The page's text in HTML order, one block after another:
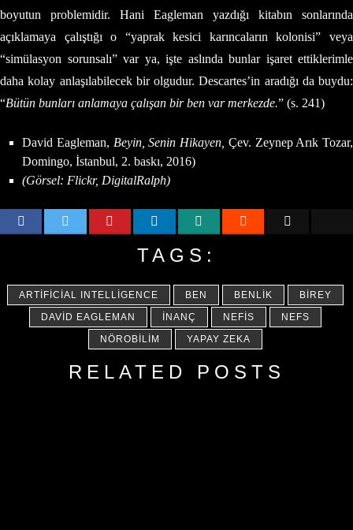
boyutun problemidir. Hani Eagleman yazdığı kitabın sonlarında
açıklamaya çalıştığı o “yaprak kesici karıncaların kolonisi” veya
“simülasyon sorunsalı” var ya, işte aslında bunlar işaret ettiklerimle
daha kolay anlaşılabilecek bir olgudur. Descartes’in aradığı da buydu:
“Bütün bunları anlamaya çalışan bir ben var merkezde.” (s. 241)
David Eagleman, Beyin, Senin Hikayen, Çev. Zeynep Arık Tozar,
Domingo, İstanbul, 2. baskı, 2016)
(Görsel: Flickr, DigitalRalph)
TAGS:
ARTIFICIAL INTELLIGENCE BEN BENLIK
BIREY
DAVID EAGLEMAN
İNANÇ NEFIS
NEFS
NÖROBILIM
YAPAY ZEKA
RELATED POSTS